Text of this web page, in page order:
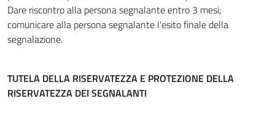
Dare riscontro alla persona segnalante entro 3 mesi;
comunicare alla persona segnalante l'esito finale della
segnalazione.
TUTELA DELLA RISERVATEZZA E PROTEZIONE DELLA
RISERVATEZZA DEI SEGNALANTI